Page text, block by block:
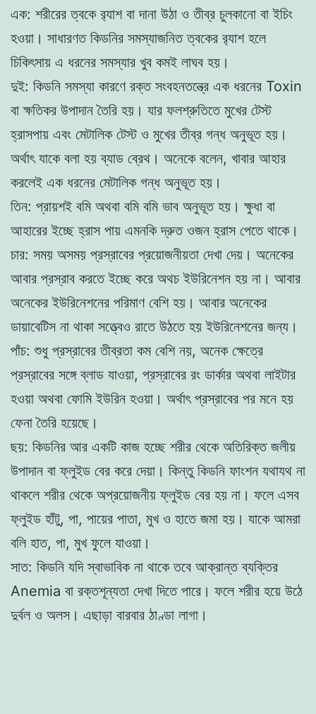
এক: শরীরের ত্বকে র‌্যাশ বা দানা উঠা ও তীব্র চুলকানো বা ইচিং
হওয়া। সাধারণত কিডনির সমস্যাজনিত ত্বকের র‌্যাশ হলে
চিকিৎসায় এ ধরনের সমস্যার খুব কমই লাঘব হয়।
দুই: কিডনি সমস্যা কারণে রক্ত সংবহনতন্ত্রে এক ধরনের Toxin
বা ক্ষতিকর উপাদান তৈরি হয়। যার ফলশ্রুতিতে মুখের টেস্ট
হ্রাসপায় এবং মেটালিক টেস্ট ও মুখের তীব্র গন্ধ অনুভূত হয়।
অর্থাৎ যাকে বলা হয় ব্যাড ব্রেথ। অনেকে বলেন, খাবার আহার
করলেই এক ধরনের মেটালিক গন্ধ অনুভূত হয়।
তিন: প্রায়শই বমি অথবা বমি বমি ভাব অনুভূত হয়। ক্ষুধা বা
আহারের ইচ্ছে হ্রাস পায় এমনকি দ্রুত ওজন হ্রাস পেতে থাকে।
চার: সময় অসময় প্রস্রাবের প্রয়োজনীয়তা দেখা দেয়। অনেকের
আবার প্রস্রাব করতে ইচ্ছে করে অথচ ইউরিনেশন হয় না। আবার
অনেকের ইউরিনেশনের পরিমাণ বেশি হয়। আবার অনেকের
ডায়াবেটিস না থাকা সত্ত্বেও রাতে উঠতে হয় ইউরিনেশনের জন্য।
পাঁচ: শুধু প্রস্রাবের তীব্রতা কম বেশি নয়, অনেক ক্ষেত্রে
প্রস্রাবের সঙ্গে ব্লাড যাওয়া, প্রস্রাবের রং ডার্কার অথবা লাইটার
হওয়া অথবা ফোমি ইউরিন হওয়া। অর্থাৎ প্রস্রাবের পর মনে হয়
ফেনা তৈরি হয়েছে।
ছয়: কিডনির আর একটি কাজ হচ্ছে শরীর থেকে অতিরিক্ত জলীয়
উপাদান বা ফ্লুইড বের করে দেয়া। কিন্তু কিডনি ফাংশন যথাযথ না
থাকলে শরীর থেকে অপ্রয়োজনীয় ফ্লুইড বের হয় না। ফলে এসব
ফ্লুইড হাঁটু, পা, পায়ের পাতা, মুখ ও হাতে জমা হয়। যাকে আমরা
বলি হাত, পা, মুখ ফুলে যাওয়া।
সাত: কিডনি যদি স্বাভাবিক না থাকে তবে আক্রান্ত ব্যক্তির
Anemia বা রক্তশূন্যতা দেখা দিতে পারে। ফলে শরীর হয়ে উঠে
দুর্বল ও অলস। এছাড়া বারবার ঠাণ্ডা লাগা।